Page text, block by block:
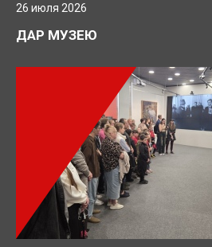
26 июля 2026
ДАР МУЗЕЮ